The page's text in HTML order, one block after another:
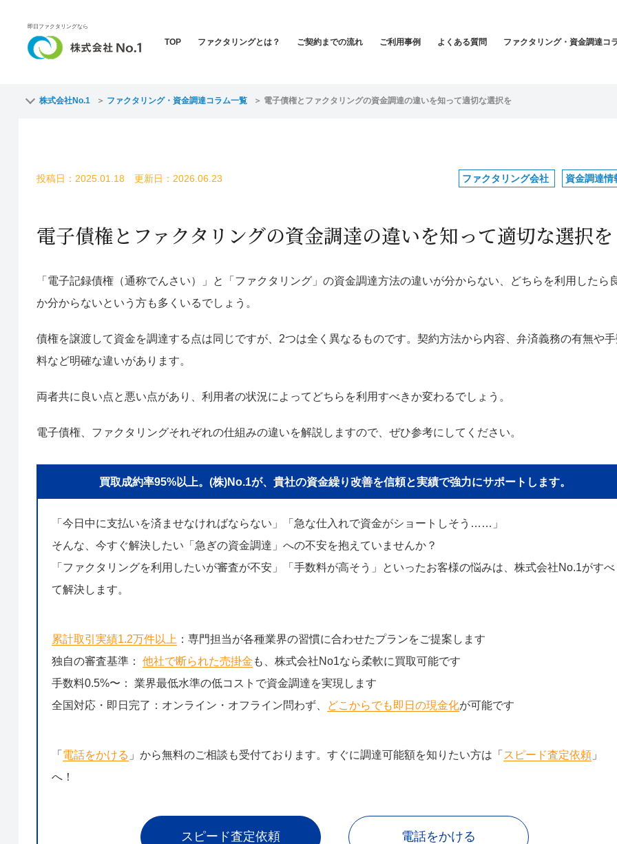
即日ファクタリングなら
TOP ファクタリングとは？ ご契約までの流れ ご利用事例 よくある質問 ファクタリング・資金調達コ
株式会社No.1 ファクタリング・資金調達コラム一覧 電子債権とファクタリングの資金調達の違いを知って適切な選択を
投稿日：2025.01.18 更新日：2026.06.23 ファクタリング会社 資金調達情
電子債権とファクタリングの資金調達の違いを知って適切な選択を
「電子記録債権（通称でんさい）」と「ファクタリング」の資金調達方法の違いが分からない、どちらを利用したら
か分からないという方も多くいるでしょう。
債権を譲渡して資金を調達する点は同じですが、2つは全く異なるものです。契約方法から内容、弁済義務の有無や
料など明確な違いがあります。
両者共に良い点と悪い点があり、利用者の状況によってどちらを利用すべきか変わるでしょう。
電子債権、ファクタリングそれぞれの仕組みの違いを解説しますので、ぜひ参考にしてください。
買取成約率95%以上。(株)No.1が、貴社の資金繰り改善を信頼と実績で強力にサポートします。
「今日中に支払いを済ませなければならない」「急な仕入れで資金がショートしそう……」
そんな、今すぐ解決したい「急ぎの資金調達」への不安を抱えていませんか？
「ファクタリングを利用したいが審査が不安」「手数料が高そう」といったお客様の悩みは、株式会社No.1がすべ
て解決します。
累計取引実績1.2万件以上 ：専門担当が各種業界の習慣に合わせたプランをご提案します
独自の審査基準： 他社で断られた売掛金 も、株式会社No1なら柔軟に買取可能です
手数料0.5%〜： 業界最低水準の低コストで資金調達を実現します
全国対応・即日完了：オンライン・オフライン問わず、
どこからでも即日の現金化が可能です
「 電話をかける 」から無料のご相談も受付ております。すぐに調達可能額を知りたい方は「 スピード査定依頼」
へ！
スピード査定依頼 電話をかける